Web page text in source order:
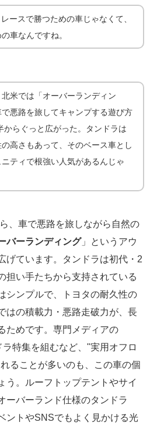
ースで勝つための車じゃなくて、
車なんですね。
米では「オーバーランディン
悪路を旅してキャンプする遊び方
からぐっと広がった。タンドラは
の高さもあって、そのベース車とし
ティで根強い人気があるんじゃ
、車で悪路を旅しながら自然の
バーランディング」というアウ
げています。タンドラは初代・2
担い手たちから支持されている
シンプルで、トヨタの耐久性の
はの積載力・悪路走破力が、長
ためです。専門メディアの
特集を組むなど、"実用オフロ
ることが多いのも、この車の個
う。ルーフトップテントやサイ
ーバーランド仕様のタンドラ
ントやSNSでもよく見かける光